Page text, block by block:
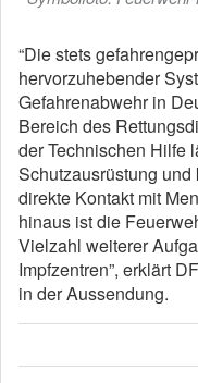
“Die stets
hervorzuhebender
Gefahrenabwehr in
Bereich des
der Technischen Hilfe
Schutzausrüstung
direkte Kontakt mit
hinaus ist die
Vielzahl weiterer
Impfzentren”, erklärt
in der Aussendung.